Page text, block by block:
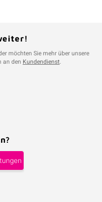
möchten Sie mehr über unsere
an den Kundendienst.